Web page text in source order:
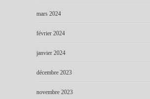
mars 2024
février 2024
janvier 2024
décembre 2023
novembre 2023